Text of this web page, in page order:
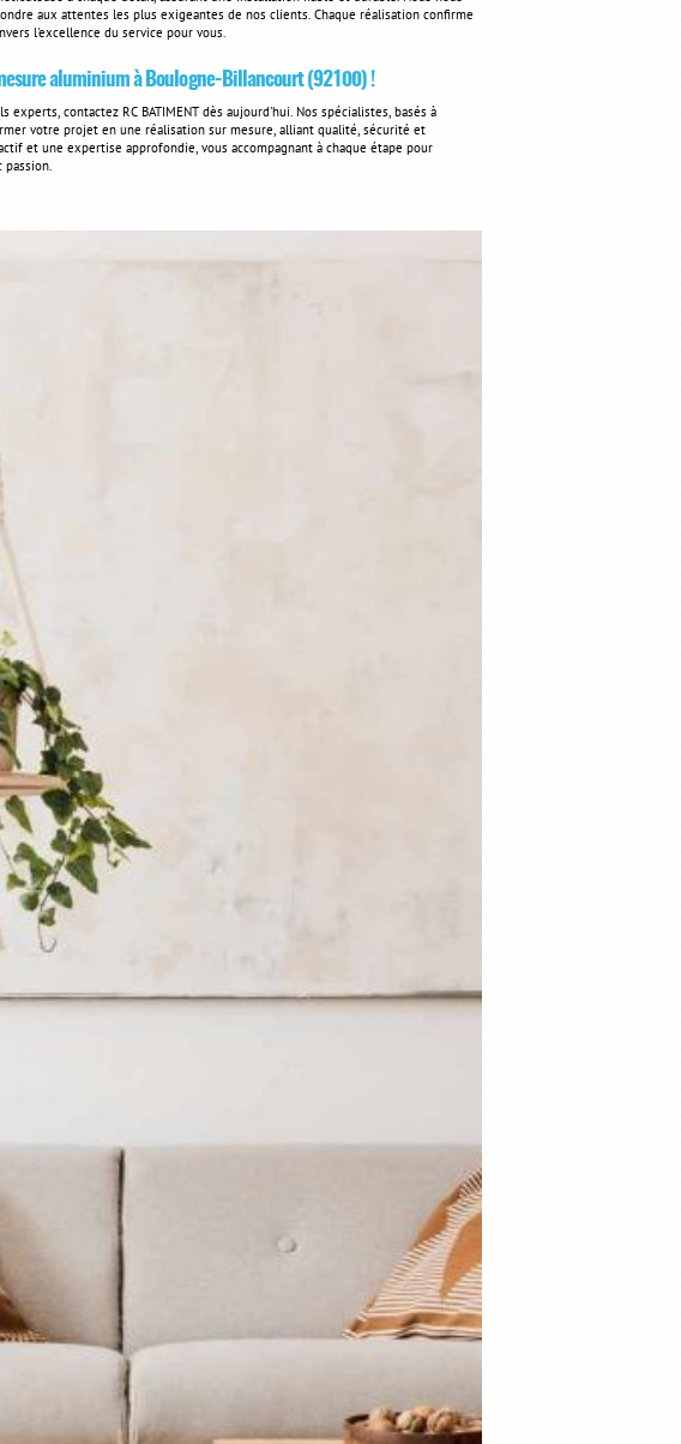
aux attentes les plus exigeantes de nos clients. Chaque réalisation confirme
l'excellence du service pour vous.
aluminium à Boulogne-Billancourt (92100) !
contactez RC BATIMENT dès aujourd'hui. Nos spécialistes, basés à
votre projet en une réalisation sur mesure, alliant qualité, sécurité et
et une expertise approfondie, vous accompagnant à chaque étape pour
passion.